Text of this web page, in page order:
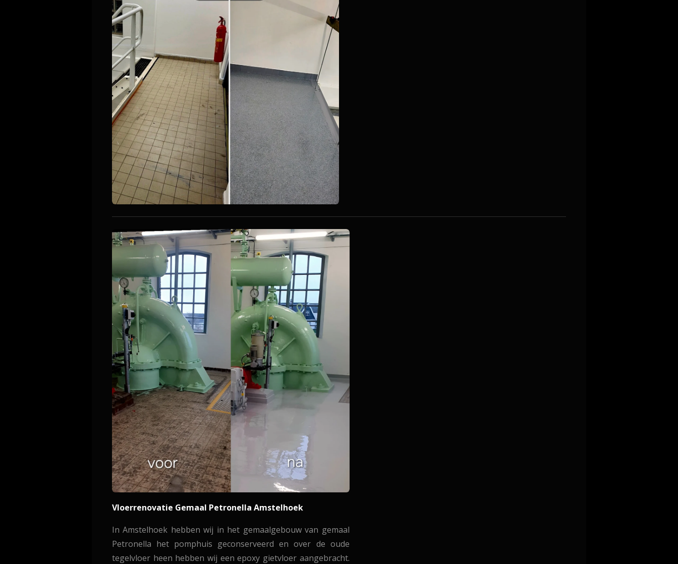
Vloerrenovatie Gemaal Petronella Amstelhoek
In Amstelhoek hebben wij in het gemaalgebouw van gemaal
Petronella het pomphuis geconserveerd en over de oude
tegelvloer heen hebben wij een epoxy gietvloer aangebracht.